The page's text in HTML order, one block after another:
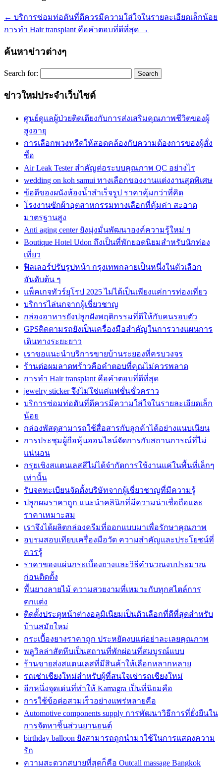
← บริการซ่อมท่อตันที่ดีควรมีความใส่ใจในรายละเอียดเล็กน้อย
การทำ Hair transplant คือคำตอบที่ดีที่สุด →
ค้นหาข่าวต่างๆ
Search for:
ข่าวใหม่ประจำเว็บไซต์
ศูนย์ดูแลผู้ป่วยติดเตียงกับการส่งเสริมคุณภาพชีวิตของผู้
สูงอายุ
การเลือกพวงหรีดให้สอดคล้องกับความต้องการของผู้สั่ง
ซื้อ
Air Leak Tester สำคัญต่อระบบคุณภาพ QC อย่างไร
wedding on koh samui ทางเลือกของงานแต่งงานสุดพิเศษ
ข้อดีของผนังห้องน้ำสำเร็จรูป ราคาคุ้มกว่าที่คิด
โรงงานซักผ้าอุตสาหกรรมทางเลือกที่คุ้มค่า สะอาด
มาตรฐานสูง
Anti aging center ยังมุ่งมั่นพัฒนาองค์ความรู้ใหม่ ๆ
Boutique Hotel Udon ถึงเป็นที่พักยอดนิยมสำหรับนักท่อง
เที่ยว
ฟิลเลอร์ปรับรูปหน้า กรุงเทพกลายเป็นหนึ่งในตัวเลือก
อันดับต้น ๆ
แพ็คเกจทัวร์ยุโรป 2025 ไม่ได้เป็นเพียงแค่การท่องเที่ยว
บริการไล่นกจากผู้เชี่ยวชาญ
กล่องอาหารยังปลูกฝังพฤติกรรมที่ดีให้กับคนรอบตัว
GPSติดตามรถยังเป็นเครื่องมือสำคัญในการวางแผนการ
เดินทางระยะยาว
เราขอแนะนำบริการขายบ้านระยองที่ครบวงจร
ร้านต่อผมลาดพร้าวคือคำตอบที่คุณไม่ควรพลาด
การทำ Hair transplant คือคำตอบที่ดีที่สุด
jewelry sticker จึงไม่ใช่แค่แฟชั่นชั่วคราว
บริการซ่อมท่อตันที่ดีควรมีความใส่ใจในรายละเอียดเล็ก
น้อย
กล่องพัสดุสามารถใช้สื่อสารกับลูกค้าได้อย่างแนบเนียน
การประชุมผู้ถือหุ้นออนไลน์จัดการกับสถานการณ์ที่ไม่
แน่นอน
กรุยเชิงสแตนเลสสีไม่ได้จำกัดการใช้งานแค่ในพื้นที่เล็กๆ
เท่านั้น
รับจดทะเบียนจัดตั้งบริษัทจากผู้เชี่ยวชาญที่มีความรู้
ปลูกผมราคาถูก แนะนำคลินิกที่มีความน่าเชื่อถือและ
ราคาเหมาะสม
เราจึงได้ผลิตกล่องครีมที่ออกแบบมาเพื่อรักษาคุณภาพ
อบรมสอบเทียบเครื่องมือวัด ความสำคัญและประโยชน์ที่
ควรรู้
ราคาของแผ่นกระเบื้องยางและวิธีคำนวณงบประมาณ
ก่อนติดตั้ง
พื้นยางลายไม้ ความสวยงามที่เหมาะกับทุกสไตล์การ
ตกแต่ง
ติดตั้งประตูหน้าต่างอลูมิเนียมเป็นตัวเลือกที่ดีที่สุดสำหรับ
บ้านสมัยใหม่
กระเบื้องยางราคาถูก ประหยัดงบแต่อย่าละเลยคุณภาพ
พลูวิลล่าสัตหีบเป็นสถานที่พักผ่อนที่สมบูรณ์แบบ
ร้านขายส่งสแตนเลสที่มีสินค้าให้เลือกหลากหลาย
รถเช่าเชียงใหม่สำหรับผู้ที่สนใจเช่ารถเชียงใหม่
อีกหนึ่งจุดเด่นที่ทำให้ Kamagra เป็นที่นิยมคือ
การใช้ข้อต่อสวมเร็วอย่างแพร่หลายคือ
Automotive components supply การพัฒนาวิธีการที่ยั่งยืนใน
การจัดหาชิ้นส่วนยานยนต์
birthday balloon ยังสามารถถูกนำมาใช้ในการแสดงความ
รัก
ความสะดวกสบายที่สุดก็คือ Outcall massage Bangkok